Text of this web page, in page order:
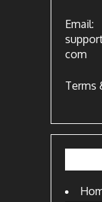
Email:
com
Terms